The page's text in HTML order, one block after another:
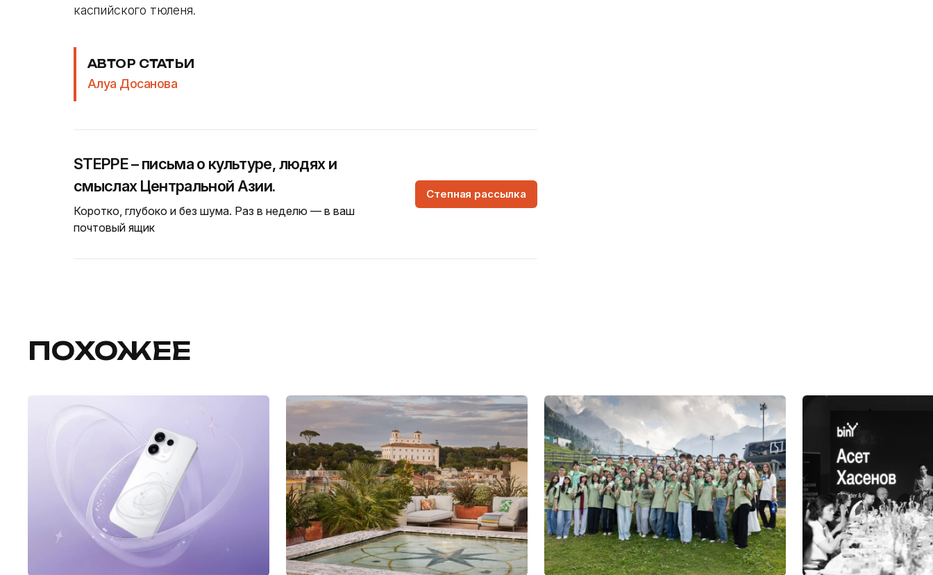
каспийского тюленя.
АВТОР СТАТЬИ
Алуа Досанова
STEPPE – письма о культуре, людях и
смыслах Центральной Азии.
Коротко, глубоко и без шума. Раз в неделю — в ваш
почтовый ящик
Степная рассылка
ПОХОЖЕЕ